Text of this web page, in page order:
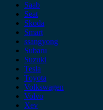
Saab
Seat
Skoda
Smart
ssangyong
Subaru
Suzuki
Tesla
Toyota
Volkswagen
Volvo
Xev